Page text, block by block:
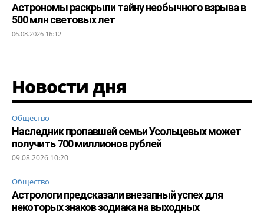
Астрономы раскрыли тайну необычного взрыва в
500 млн световых лет
06.08.2026 16:12
Новости дня
Общество
Наследник пропавшей семьи Усольцевых может
получить 700 миллионов рублей
09.08.2026 10:20
Общество
Астрологи предсказали внезапный успех для
некоторых знаков зодиака на выходных